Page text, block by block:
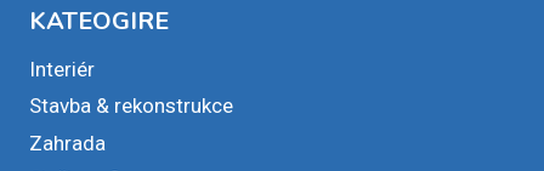
KATEOGIRE
Interiér
Stavba & rekonstrukce
Zahrada